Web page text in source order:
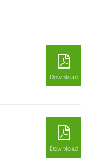
Download
Download